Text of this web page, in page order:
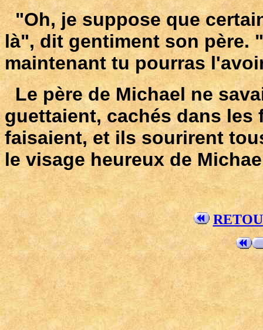
"Oh, je suppose que
là", dit gentiment son père.
maintenant tu pourras
Le père de Michael ne
guettaient, cachés dans
faisaient, et ils sourirent
le visage heureux de